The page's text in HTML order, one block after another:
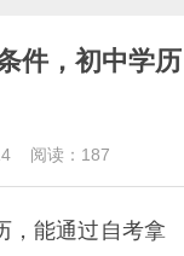
件，初中学历
阅读：187
，能通过自考拿